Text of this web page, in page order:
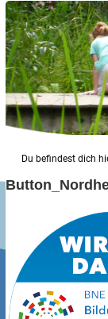
Du befindest dich